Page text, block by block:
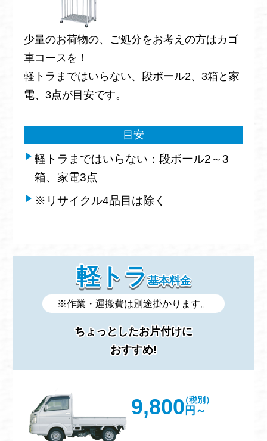
少量のお荷物の、ご処分をお考えの方はカゴ
車コースを！
軽トラまではいらない、段ボール2、3箱と家
電、3点が目安です。
目安
軽トラまではいらない：段ボール2～3
箱、家電3点
※リサイクル4品目は除く
軽トラ基本料金
※作業・運搬費は別途掛かります。
ちょっとしたお片付けに
おすすめ!
9,800 円～
（税別）